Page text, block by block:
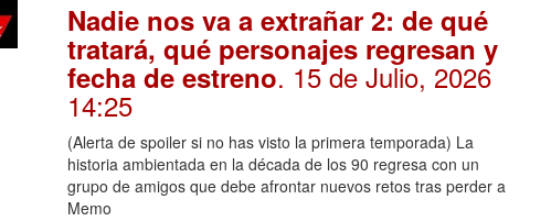
Nadie nos va a extrañar 2: de qué
tratará, qué personajes regresan y
fecha de estreno. 15 de Julio, 2026
14:25
(Alerta de spoiler si no has visto la primera temporada) La
historia ambientada en la década de los 90 regresa con un
grupo de amigos que debe afrontar nuevos retos tras perder a
Memo